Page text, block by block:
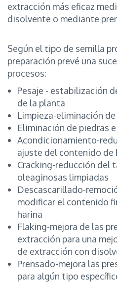
extracción más eficaz
disolvente o mediante
Según el tipo de semilla
preparación prevé una
procesos:
Pesaje - estabilización
de la planta
Limpieza-eliminación
Eliminación de piedras
Acondicionamiento-
ajuste del contenido de
Cracking-reducción del
oleaginosas limpiadas
Descascarillado-
modificar el contenido
harina
Flaking-mejora de las
extracción para una
de extracción con
Prensado-mejora las
para algún tipo